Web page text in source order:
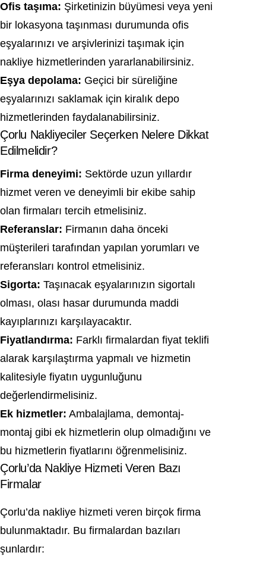
Ofis taşıma: Şirketinizin büyümesi veya yeni
bir lokasyona taşınması durumunda ofis
eşyalarınızı ve arşivlerinizi taşımak için
nakliye hizmetlerinden yararlanabilirsiniz.
Eşya depolama: Geçici bir süreliğine
eşyalarınızı saklamak için kiralık depo
hizmetlerinden faydalanabilirsiniz.
Çorlu Nakliyeciler Seçerken Nelere Dikkat
Edilmelidir?
Firma deneyimi: Sektörde uzun yıllardır
hizmet veren ve deneyimli bir ekibe sahip
olan firmaları tercih etmelisiniz.
Referanslar: Firmanın daha önceki
müşterileri tarafından yapılan yorumları ve
referansları kontrol etmelisiniz.
Sigorta: Taşınacak eşyalarınızın sigortalı
olması, olası hasar durumunda maddi
kayıplarınızı karşılayacaktır.
Fiyatlandırma: Farklı firmalardan fiyat teklifi
alarak karşılaştırma yapmalı ve hizmetin
kalitesiyle fiyatın uygunluğunu
değerlendirmelisiniz.
Ek hizmetler: Ambalajlama, demontaj-
montaj gibi ek hizmetlerin olup olmadığını ve
bu hizmetlerin fiyatlarını öğrenmelisiniz.
Çorlu’da Nakliye Hizmeti Veren Bazı
Firmalar
Çorlu’da nakliye hizmeti veren birçok firma
bulunmaktadır. Bu firmalardan bazıları
şunlardır: